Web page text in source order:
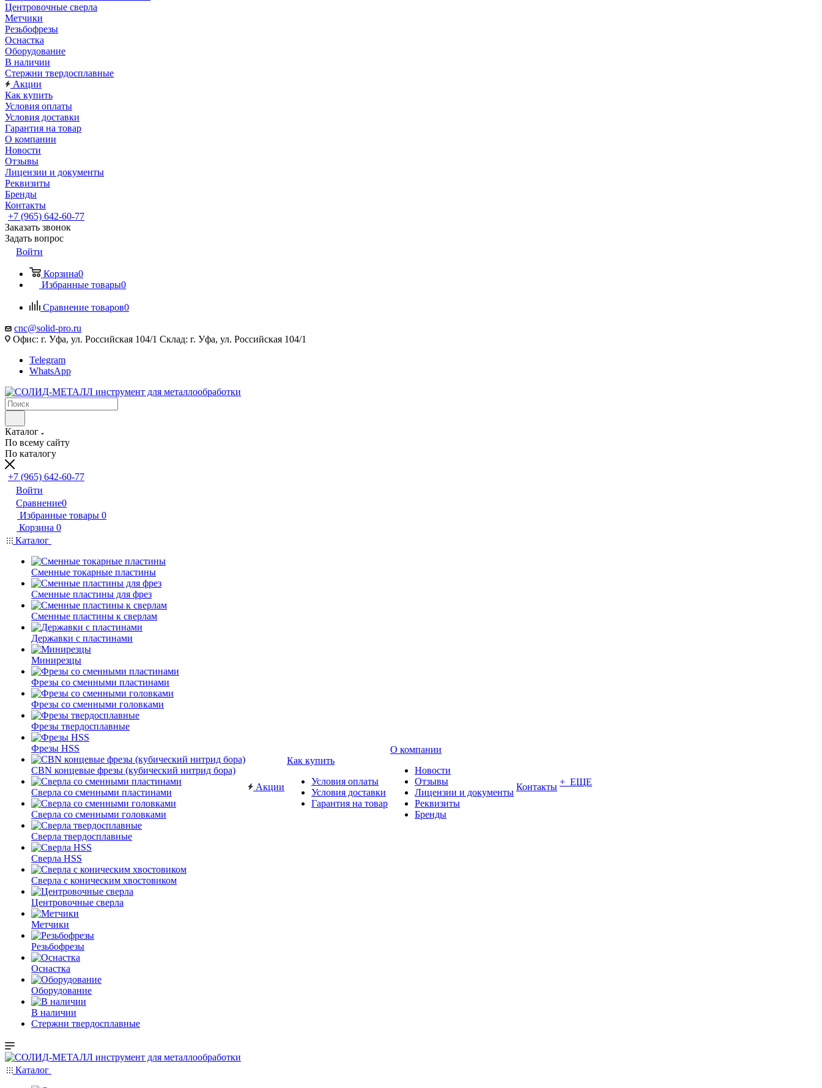
Центровочные сверла
Метчики
Резьбофрезы
Оснастка
Оборудование
В наличии
Стержни твердосплавные
Акции
Как купить
Условия оплаты
Условия доставки
Гарантия на товар
О компании
Новости
Отзывы
Лицензии и документы
Реквизиты
Бренды
Контакты
+7 (965) 642-60-77
Заказать звонок
Задать вопрос
Войти
Корзина0
Избранные товары0
Сравнение товаров0
cnc@solid-pro.ru
Офис: г. Уфа, ул. Российская 104/1 Склад: г. Уфа, ул. Российская 104/1
Telegram
WhatsApp
Каталог
По всему сайту
По каталогу
+7 (965) 642-60-77
Войти
Сравнение0
Избранные товары 0
Корзина 0
Каталог
Сменные токарные пластины
Сменные пластины для фрез
Сменные пластины к сверлам
Державки с пластинами
Минирезцы
Фрезы со сменными пластинами
Фрезы со сменными головками
Фрезы твердосплавные
Фрезы HSS
CBN концевые фрезы (кубический нитрид бора)
Сверла со сменными пластинами
Сверла со сменными головками
Сверла твердосплавные
Сверла HSS
Сверла с коническим хвостовиком
Центровочные сверла
Метчики
Резьбофрезы
Оснастка
Оборудование
В наличии
Стержни твердосплавные
Акции
Как купить
Условия оплаты
Условия доставки
Гарантия на товар
О компании
Новости
Отзывы
Лицензии и документы
Реквизиты
Бренды
Контакты + ЕЩЕ
Каталог